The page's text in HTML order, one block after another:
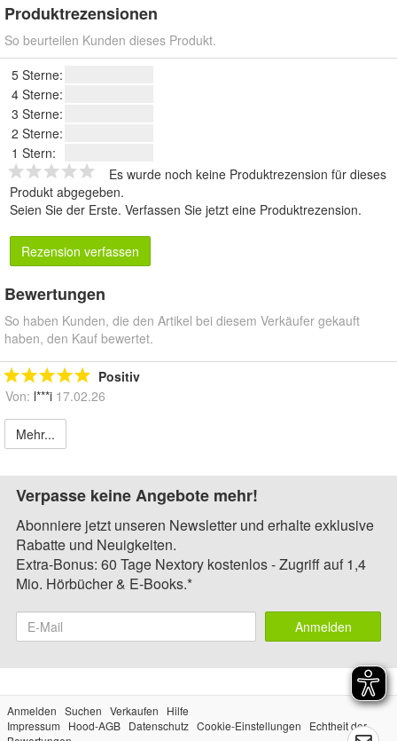
Produktrezensionen
So beurteilen Kunden dieses Produkt.
5 Sterne:
4 Sterne:
3 Sterne:
2 Sterne:
1 Stern:
Es wurde noch keine Produktrezension für dieses
Produkt abgegeben.
Seien Sie der Erste. Verfassen Sie jetzt eine Produktrezension.
Rezension verfassen
Bewertungen
So haben Kunden, die den Artikel bei diesem Verkäufer gekauft
haben, den Kauf bewertet.
Positiv
Von: l***i 17.02.26
Mehr...
Verpasse keine Angebote mehr!
Abonniere jetzt unseren Newsletter und erhalte exklusive
Rabatte und Neuigkeiten.
Extra-Bonus: 60 Tage Nextory kostenlos - Zugriff auf 1,4
Mio. Hörbücher & E-Books.*
Anmelden
Anmelden Suchen Verkaufen
Hilfe
Impressum
Hood-AGB Datenschutz Cookie-Einstellungen
Echtheit der